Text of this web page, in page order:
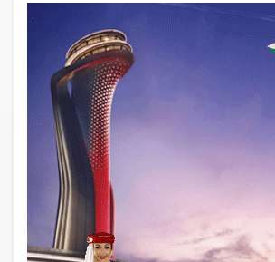
THY ve Pegasus
Havayolları Arasında
18 saat önce
Fly Baghdad ABD
çıkarıldı
19 saat önce
Elektrikli uçaklar
hazırlanıyor